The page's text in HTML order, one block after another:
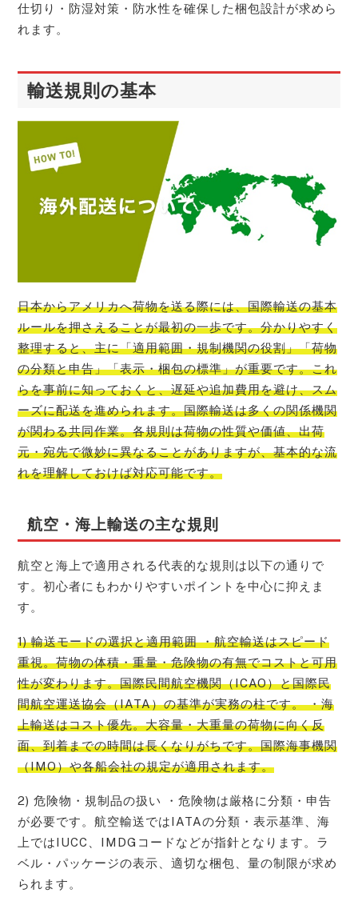
仕切り・防湿対策・防水性を確保した梱包設計が求めら
れます。
輸送規則の基本
日本からアメリカへ荷物を送る際には、国際輸送の基本
ルールを押さえることが最初の一歩です。分かりやすく
整理すると、主に「適用範囲・規制機関の役割」「荷物
の分類と申告」「表示・梱包の標準」が重要です。これ
らを事前に知っておくと、遅延や追加費用を避け、スム
ーズに配送を進められます。国際輸送は多くの関係機関
が関わる共同作業。各規則は荷物の性質や価値、出荷
元・宛先で微妙に異なることがありますが、基本的な流
れを理解しておけば対応可能です。
航空・海上輸送の主な規則
航空と海上で適用される代表的な規則は以下の通りで
す。初心者にもわかりやすいポイントを中心に抑えま
す。
1) 輸送モードの選択と適用範囲 ・航空輸送はスピード
重視。荷物の体積・重量・危険物の有無でコストと可用
性が変わります。国際民間航空機関（ICAO）と国際民
間航空運送協会（IATA）の基準が実務の柱です。 ・海
上輸送はコスト優先。大容量・大重量の荷物に向く反
面、到着までの時間は長くなりがちです。国際海事機関
（IMO）や各船会社の規定が適用されます。
2) 危険物・規制品の扱い ・危険物は厳格に分類・申告
が必要です。航空輸送ではIATAの分類・表示基準、海
上ではIUCC、IMDGコードなどが指針となります。ラ
ベル・パッケージの表示、適切な梱包、量の制限が求め
られます。